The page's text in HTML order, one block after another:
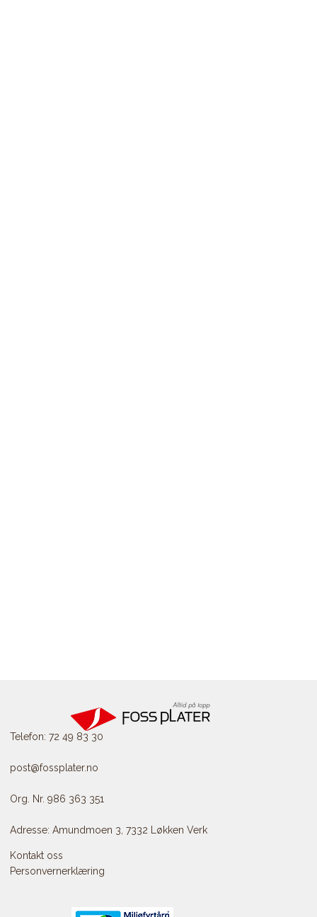
Telefon: 72 49 83 30
post@fossplater.no
Org. Nr. 986 363 351
Adresse: Amundmoen 3, 7332 Løkken Verk
Kontakt oss
Personvernerklæring